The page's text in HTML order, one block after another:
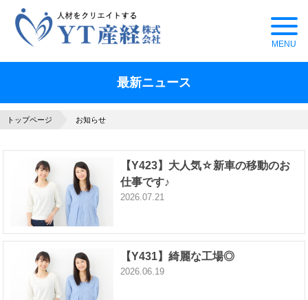
最新ニュース
トップページ お知らせ
【Y423】大人気☆新車の移動のお
仕事です♪
2026.07.21
【Y431】綺麗な工場◎
2026.06.19